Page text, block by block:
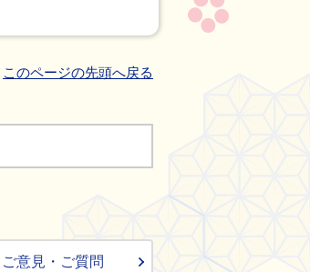
このページの先頭へ戻る
ご意見・ご質問